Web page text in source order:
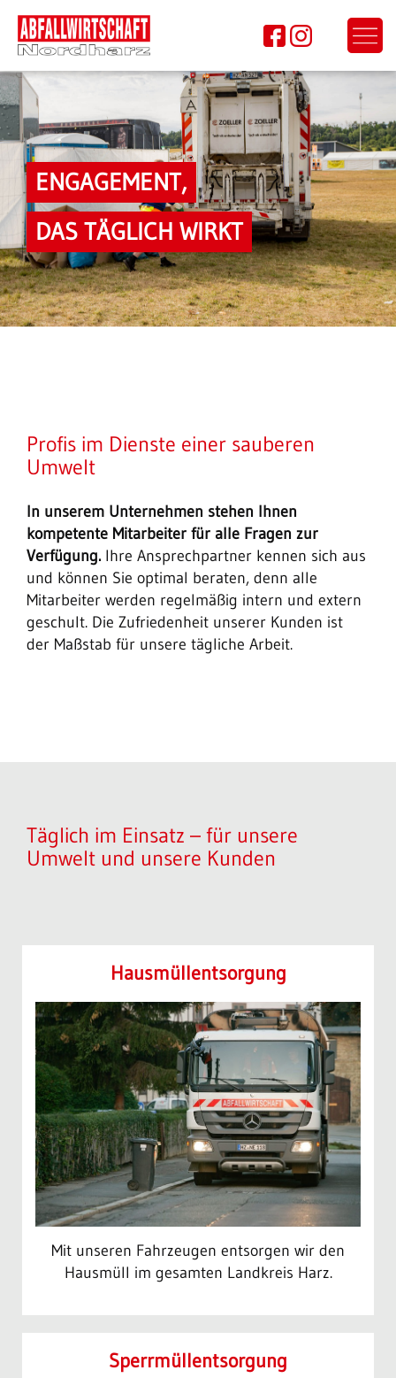
ENGAGE­MENT,
DAS TÄGLICH WIRKT
Profis im Dienste einer sauberen
Umwelt
In unserem Unternehmen stehen Ihnen
kompetente Mitarbeiter für alle Fragen zur
Verfügung. Ihre Ansprechpartner kennen sich aus
und können Sie optimal beraten, denn alle
Mitarbeiter werden regelmäßig intern und extern
geschult. Die Zufriedenheit unserer Kunden ist
der Maßstab für unsere tägliche Arbeit.
Täglich im Einsatz – für unsere
Umwelt und unsere Kunden
Haus­müll­entsorgung
Mit unseren Fahrzeugen entsorgen wir den
Hausmüll im gesamten Landkreis Harz.
Sperr­müll­entsorgung